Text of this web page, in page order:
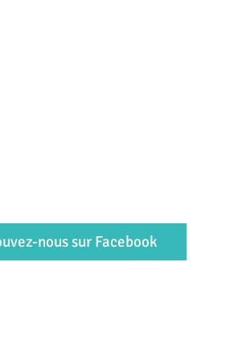
nous sur Facebook